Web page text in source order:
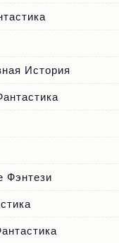
История
Фэнтези